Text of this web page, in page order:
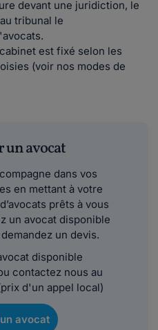
devant une juridiction, le
tribunal le
est fixé selon les
(voir nos modes de
un avocat
dans vos
en mettant à votre
prêts à vous
un avocat disponible
un devis.
disponible
contactez nous au
d'un appel local)
avocat